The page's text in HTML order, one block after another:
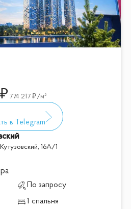
774 217 /м²
16А/1
По запросу
1 спальня